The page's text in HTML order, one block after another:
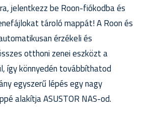
jelentkezz be Roon-fiókodba és
tároló mappát! A Roon és
érzékeli és
otthoni zenei eszközt a
így könnyedén továbbíthatod
egyszerű lépés egy nagy
alakítja ASUSTOR NAS-od.